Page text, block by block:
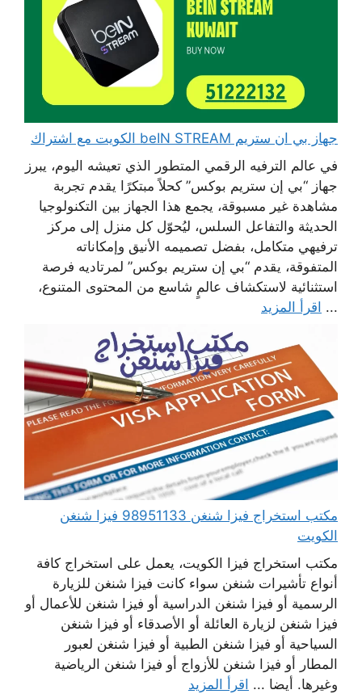
جهاز بي ان ستريم beIN STREAM الكويت مع اشتراك
في عالم الترفيه الرقمي المتطور الذي تعيشه اليوم، يبرز
جهاز “بي إن ستريم بوكس” كحلاً مبتكرًا يقدم تجربة
مشاهدة غير مسبوقة، يجمع هذا الجهاز بين التكنولوجيا
الحديثة والتفاعل السلس، ليُحوّل كل منزل إلى مركز
ترفيهي متكامل، بفضل تصميمه الأنيق وإمكاناته
المتفوقة، يقدم “بي إن ستريم بوكس” لمرتاديه فرصة
استثنائية لاستكشاف عالمٍ شاسع من المحتوى المتنوع،
... اقرأ المزيد
مكتب استخراج فيزا شنغن 98951133 فيزا شنغن
الكويت
مكتب استخراج فيزا الكويت، يعمل على استخراج كافة
أنواع تأشيرات شنغن سواء كانت فيزا شنغن للزيارة
الرسمية أو فيزا شنغن الدراسية أو فيزا شنغن للأعمال أو
فيزا شنغن لزيارة العائلة أو الأصدقاء أو فيزا شنغن
السياحية أو فيزا شنغن الطبية أو فيزا شنغن لعبور
المطار أو فيزا شنغن للأزواج أو فيزا شنغن الرياضية
وغيرها. أيضا ... اقرأ المزيد